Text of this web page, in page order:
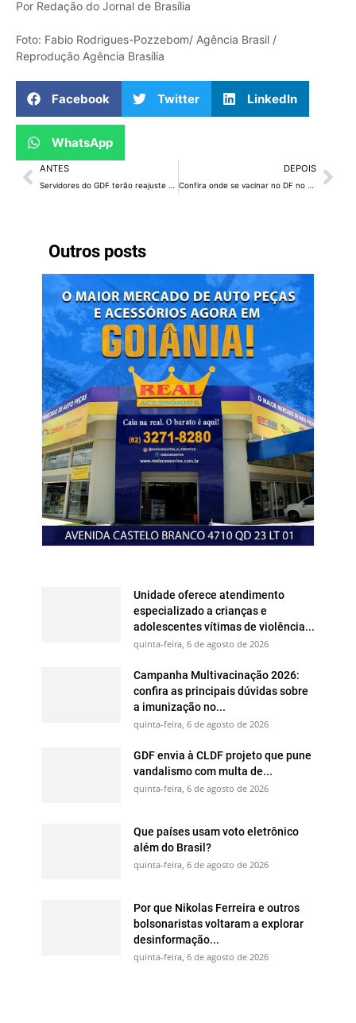
Outros posts
Unidade oferece atendimento
especializado a crianças e
adolescentes vítimas de violência...
quinta-feira, 6 de agosto de 2026
Campanha Multivacinação 2026:
confira as principais dúvidas sobre
a imunização no...
quinta-feira, 6 de agosto de 2026
GDF envia à CLDF projeto que pune
vandalismo com multa de...
quinta-feira, 6 de agosto de 2026
Que países usam voto eletrônico
além do Brasil?
quinta-feira, 6 de agosto de 2026
Por que Nikolas Ferreira e outros
bolsonaristas voltaram a explorar
desinformação...
quinta-feira, 6 de agosto de 2026
Por Redação do Jornal de Brasília
Foto: Fabio Rodrigues-Pozzebom/ Agência Brasil /
Reprodução Agência Brasília
Facebook Twitter LinkedIn
WhatsApp
ANTES DEPOIS